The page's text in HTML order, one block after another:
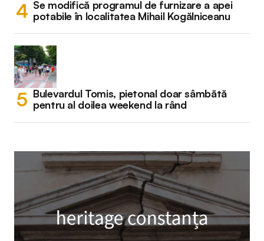
Se modifică programul de furnizare a apei
potabile în localitatea Mihail Kogălniceanu
Bulevardul Tomis, pietonal doar sâmbătă
pentru al doilea weekend la rând